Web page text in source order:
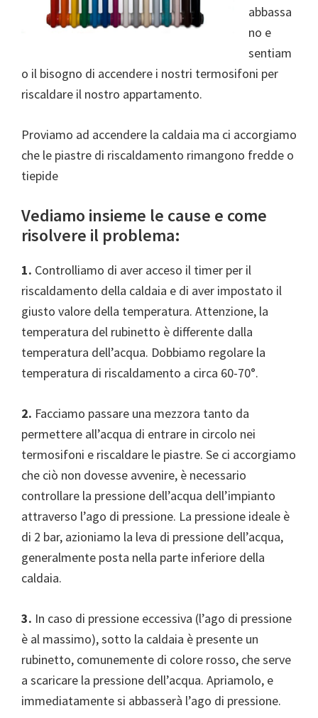
abbassa
no e
sentiam
o il bisogno di accendere i nostri termosifoni per
riscaldare il nostro appartamento.
Proviamo ad accendere la caldaia ma ci accorgiamo
che le piastre di riscaldamento rimangono fredde o
tiepide
Vediamo insieme le cause e come
risolvere il problema:
1. Controlliamo di aver acceso il timer per il
riscaldamento della caldaia e di aver impostato il
giusto valore della temperatura. Attenzione, la
temperatura del rubinetto è differente dalla
temperatura dell’acqua. Dobbiamo regolare la
temperatura di riscaldamento a circa 60-70°.
2. Facciamo passare una mezzora tanto da
permettere all’acqua di entrare in circolo nei
termosifoni e riscaldare le piastre. Se ci accorgiamo
che ciò non dovesse avvenire, è necessario
controllare la pressione dell’acqua dell’impianto
attraverso l’ago di pressione. La pressione ideale è
di 2 bar, azioniamo la leva di pressione dell’acqua,
generalmente posta nella parte inferiore della
caldaia.
3. In caso di pressione eccessiva (l’ago di pressione
è al massimo), sotto la caldaia è presente un
rubinetto, comunemente di colore rosso, che serve
a scaricare la pressione dell’acqua. Apriamolo, e
immediatamente si abbasserà l’ago di pressione.